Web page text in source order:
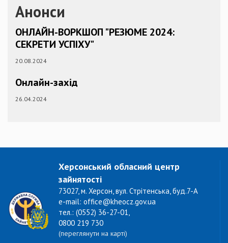
Анонси
ОНЛАЙН-ВОРКШОП "РЕЗЮМЕ 2024:
СЕКРЕТИ УСПІХУ"
20.08.2024
Онлайн-захід
26.04.2024
Херсонський обласний центр
зайнятості
73027, м. Херсон, вул. Стрітенська, буд.7-А
e-mail: office@kheocz.gov.ua
тел.: (0552) 36-27-01,
0800 219 730
(переглянути на карті)